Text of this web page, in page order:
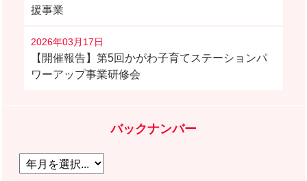
援事業
2026年03月17日
【開催報告】第5回かがわ子育てステーションパ
ワーアップ事業研修会
バックナンバー